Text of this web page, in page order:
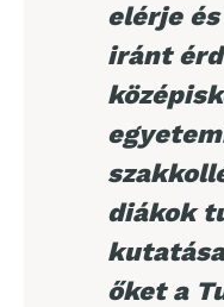
elérje
iránt
diákok
őket a